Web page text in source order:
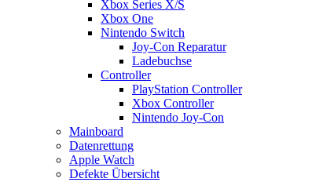
Xbox Series X/S
Xbox One
Nintendo Switch
Joy-Con Reparatur
Ladebuchse
Controller
PlayStation Controller
Xbox Controller
Nintendo Joy-Con
Mainboard
Datenrettung
Apple Watch
Defekte Übersicht